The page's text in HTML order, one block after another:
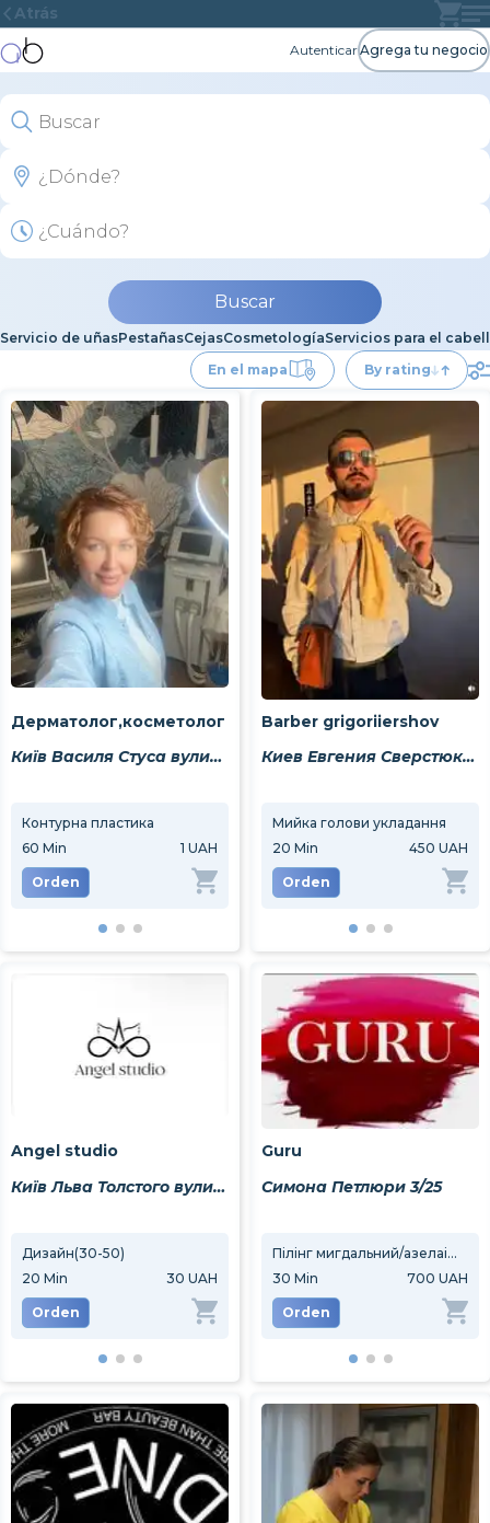
Atrás
AutenticarAgrega tu negocio
Buscar
Servicio de uñasPestañasCejasCosmetologíaServicios para el
En el mapa
By rating
Дерматолог,косметолог
Київ Василя Стуса вулиця 35Б
Контурна пластика
60 Min 1 UAH
Orden
Мезотерапія
Min 1 UAH
Orden
60
Barber grigoriiershov
Киев Евгения Сверстюка улица 6є
Мийка голови укладання
20 Min 450 UAH
Orden
Angel studio
Київ Льва Толстого вулиця 6
Дизайн(30-50)
20 Min 30 UAH
Orden
Видалення волосся воском(одна зона)
Min 50 UAH
Orden
10
Guru
Симона Петлюри 3/25
Пілінг мигдальний/азелаіновий /феруловий
30 Min 700 UAH
Orden